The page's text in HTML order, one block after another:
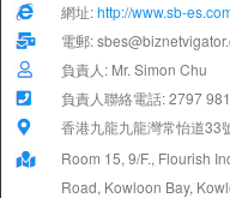
網址:http://www.sb-
電郵:
負責人: Mr. Simon Chu
負責人聯絡電話: 2797
香港九龍九龍灣常怡道33
Room 15, 9/F., Flourish
Road, Kowloon Bay,